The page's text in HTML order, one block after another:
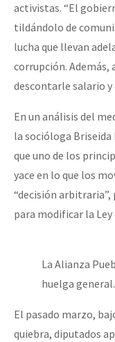
activistas. “El
tildándolo de
lucha que llevan
corrupción. Además,
descontarle salario
En un análisis del
la socióloga
que uno de los
yace en lo que los
“decisión
para modificar la Ley
La Alianza
huelga general.
El pasado marzo,
quiebra, diputados